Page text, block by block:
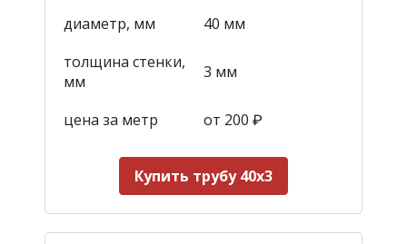
диаметр, мм
40 мм
толщина стенки,
мм
3 мм
цена за метр от 200 ₽
Купить трубу 40х3